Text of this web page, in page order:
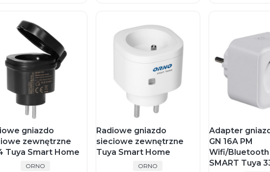
gniazdo
zewnętrzne
Tuya Smart Home
PRODUCENT
ORNO
Radiowe gniazdo
sieciowe zewnętrzne
Tuya Smart Home
PRODUCENT
ORNO
Adapter
GN 16A PM
Wifi/Bluetooth
SMART Tuya